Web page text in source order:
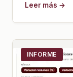
Leer más →
INFORME